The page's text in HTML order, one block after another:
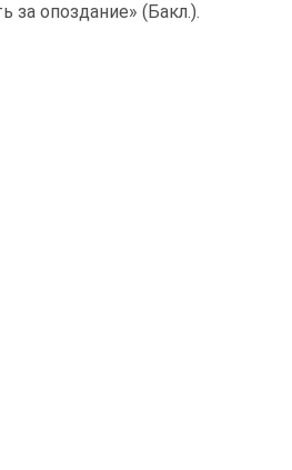
за опоздание» (Бакл.).